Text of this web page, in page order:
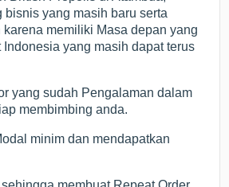
bisnis yang masih baru serta
karena memiliki Masa depan yang
yang masih dapat terus
yang sudah Pengalaman dalam
membimbing anda.
minim dan mendapatkan